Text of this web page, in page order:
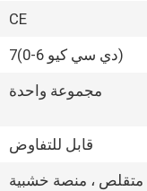
CE
(دي سي كيو 6-0)7
مجموعة واحدة
قابل للتفاوض
، منصة خشبية